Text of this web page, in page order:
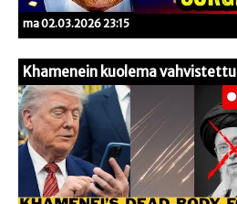
ma 02.03.2026 23:15
Khamenein kuolema vahvistettu